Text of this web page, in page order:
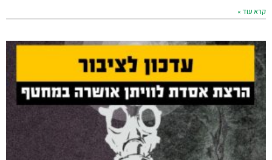
קרא עוד »